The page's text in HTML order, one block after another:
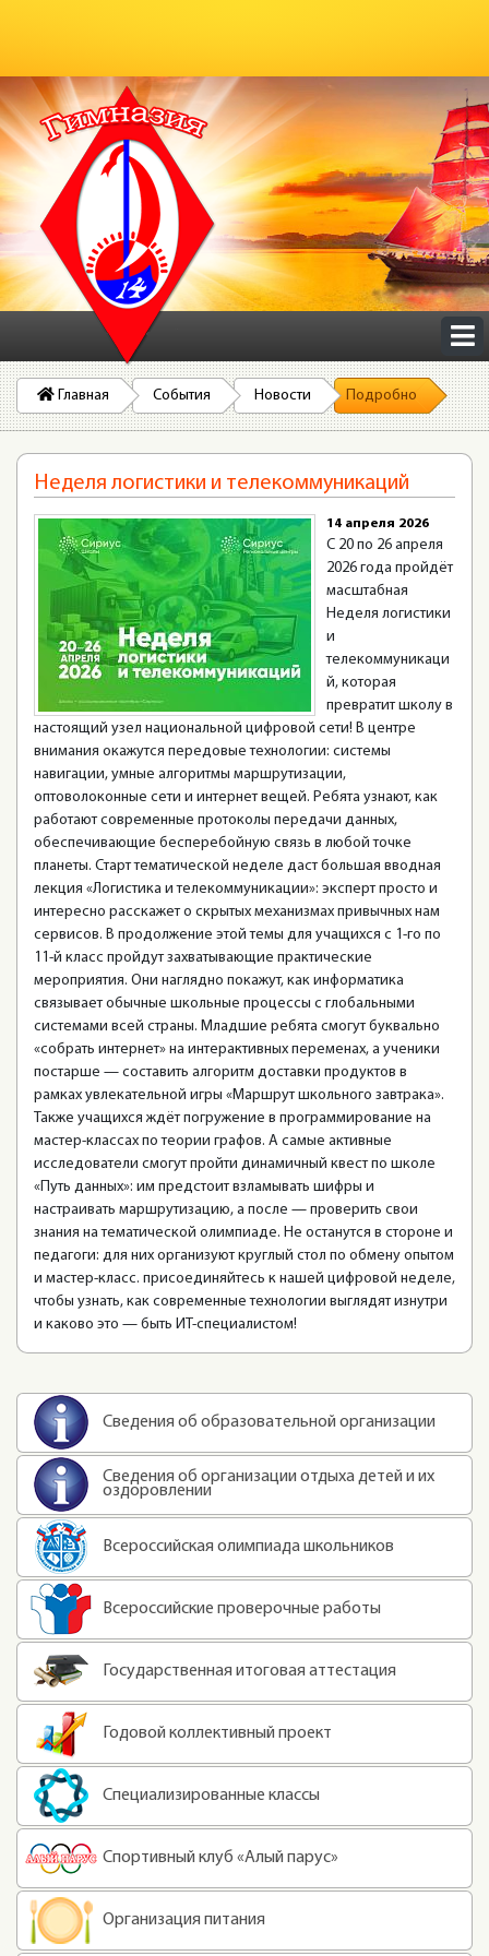
Главная События Новости Подробно
Неделя логистики и телекоммуникаций
14 апреля 2026
С 20 по 26 апреля
2026 года пройдёт
масштабная
Неделя логистики
и
телекоммуникаци
й, которая
превратит школу в
настоящий узел национальной цифровой сети! В центре
внимания окажутся передовые технологии: системы
навигации, умные алгоритмы маршрутизации,
оптоволоконные сети и интернет вещей. Ребята узнают, как
работают современные протоколы передачи данных,
обеспечивающие бесперебойную связь в любой точке
планеты. Старт тематической неделе даст большая вводная
лекция «Логистика и телекоммуникации»: эксперт просто и
интересно расскажет о скрытых механизмах привычных нам
сервисов. В продолжение этой темы для учащихся с 1-го по
11-й класс пройдут захватывающие практические
мероприятия. Они наглядно покажут, как информатика
связывает обычные школьные процессы с глобальными
системами всей страны. Младшие ребята смогут буквально
«собрать интернет» на интерактивных переменах, а ученики
постарше — составить алгоритм доставки продуктов в
рамках увлекательной игры «Маршрут школьного завтрака».
Также учащихся ждёт погружение в программирование на
мастер-классах по теории графов. А самые активные
исследователи смогут пройти динамичный квест по школе
«Путь данных»: им предстоит взламывать шифры и
настраивать маршрутизацию, а после — проверить свои
знания на тематической олимпиаде. Не останутся в стороне и
педагоги: для них организуют круглый стол по обмену опытом
и мастер-класс. присоединяйтесь к нашей цифровой неделе,
чтобы узнать, как современные технологии выглядят изнутри
и каково это — быть ИТ-специалистом!
Сведения об образовательной организации
Сведения об организации отдыха детей и их
оздоровлении
Всероссийская олимпиада школьников
Всероссийские проверочные работы
Государственная итоговая аттестация
Годовой коллективный проект
Специализированные классы
Спортивный клуб «Алый парус»
Организация питания